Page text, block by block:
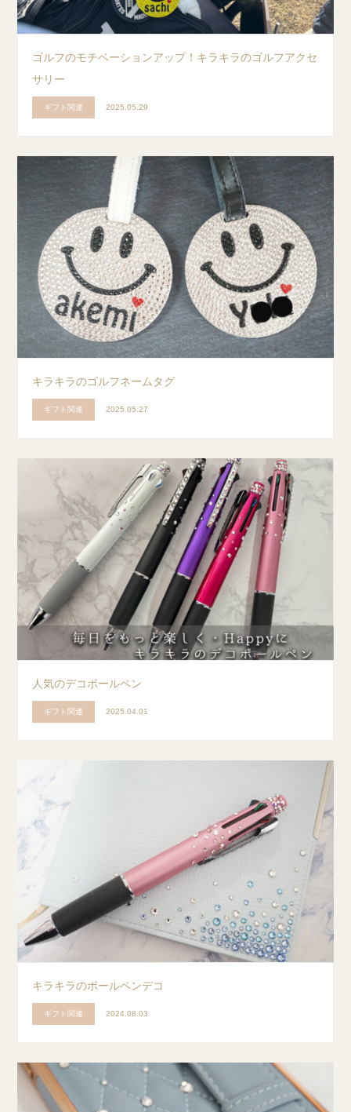
ゴルフのモチベーションアップ！キラキラのゴルフアクセ
サリー
ギフト関連 2025.05.29
キラキラのゴルフネームタグ
ギフト関連 2025.05.27
人気のデコボールペン
ギフト関連 2025.04.01
キラキラのボールペンデコ
ギフト関連 2024.08.03